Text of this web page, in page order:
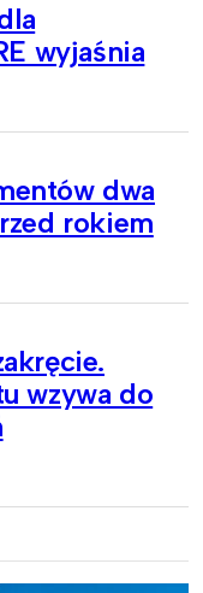
wyjaśnia
dwa
rokiem
wzywa do